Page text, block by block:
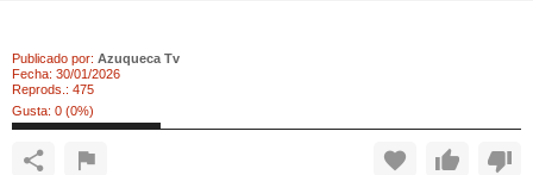
Publicado por: Azuqueca Tv
Fecha: 30/01/2026
Reprods.: 475
Gusta: 0 (0%)